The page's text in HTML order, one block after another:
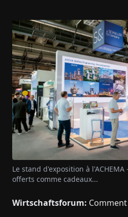
Le stand d'exposition à
offerts comme cadeaux...
Wirtschaftsforum: